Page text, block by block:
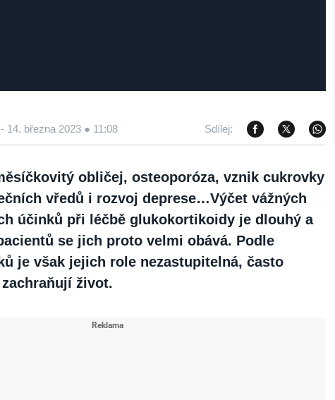
- 14. března 2023 ● 11:08 Sdílej:
obličej, osteoporóza, vznik cukrovky
vředů i rozvoj deprese…Výčet vážných
účinků při léčbě glukokortikoidy je dlouhý a
se jich proto velmi obává. Podle
je však jejich role nezastupitelná, často
život.